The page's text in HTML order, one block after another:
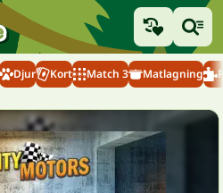
Djur Kort Match 3 Matlagning